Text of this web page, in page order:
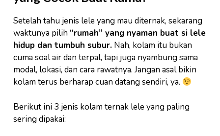
Setelah tahu jenis lele yang mau diternak, sekarang
waktunya pilih “rumah” yang nyaman buat si lele
hidup dan tumbuh subur. Nah, kolam itu bukan
cuma soal air dan terpal, tapi juga nyambung sama
modal, lokasi, dan cara rawatnya. Jangan asal bikin
kolam terus berharap cuan datang sendiri, ya.
Berikut ini 3 jenis kolam ternak lele yang paling
sering dipakai: